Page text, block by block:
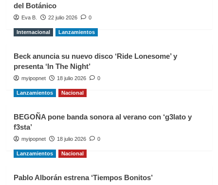
del Botánico
Eva B. 22 julio 2026 0
Internacional Lanzamientos
Beck anuncia su nuevo disco ‘Ride Lonesome’ y
presenta ‘In The Night’
myipopnet 18 julio 2026 0
Lanzamientos Nacional
BEGOÑA pone banda sonora al verano con ‘g3lato y
f3sta’
myipopnet 18 julio 2026 0
Lanzamientos Nacional
Pablo Alborán estrena ‘Tiempos Bonitos’